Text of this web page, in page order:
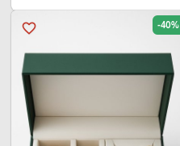
favorite_border -40%